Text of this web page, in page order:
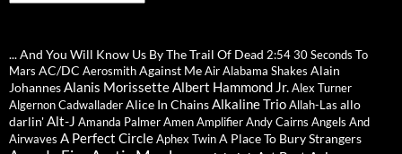
... And You Will Know Us By The Trail Of Dead 2:5430 Seconds To
Mars AC/DC AerosmithAgainst MeAirAlabama Shakes Alain
JohannesAlanis MorissetteAlbert Hammond Jr.Alex Turner
Algernon CadwalladerAlice In ChainsAlkaline TrioAllah-Las allo
darlin'Alt-J Amanda PalmerAmenAmplifierAndy Cairns Angels And
Airwaves A Perfect CircleAphex TwinA Place To Bury Strangers